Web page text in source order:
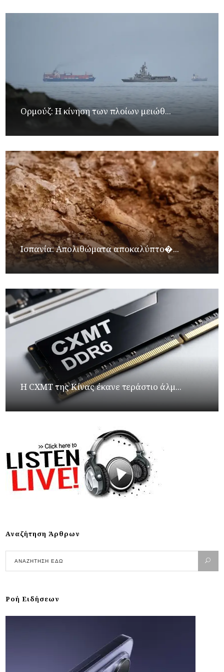
Ορμούζ: Η κίνηση των πλοίων μειώθ...
Ισπανία: Απολιθώματα αποκαλύπτο�...
Η CXMT της Κίνας έκανε τεράστιο άλμ...
Αναζήτηση Άρθρων
Ροή Ειδήσεων